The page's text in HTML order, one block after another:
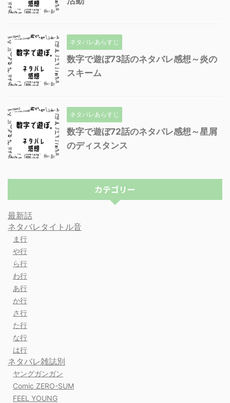
ネタバレあらすじ
数字で遊ぼ73話のネタバレ感想～炎の
スキーム
ネタバレあらすじ
数字で遊ぼ72話のネタバレ感想～星屑
のディスタンス
カテゴリー
最新話
ネタバレタイトル音
ま行
や行
ら行
わ行
あ行
か行
さ行
た行
な行
は行
ネタバレ雑誌別
ヤングガンガン
Comic ZERO-SUM
FEEL YOUNG